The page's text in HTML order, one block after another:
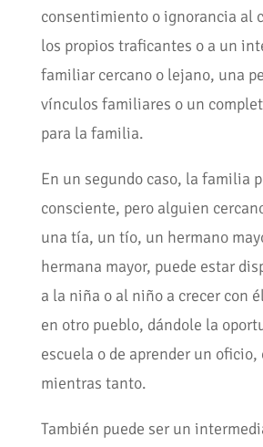
consentimiento o ignorancia al
los propios traficantes o a un
familiar cercano o lejano, una
vínculos familiares o un
para la familia.
En un segundo caso, la familia
consciente, pero alguien
una tía, un tío, un hermano
hermana mayor, puede estar
a la niña o al niño a crecer con
en otro pueblo, dándole la
escuela o de aprender un oficio,
mientras tanto.
También puede ser un